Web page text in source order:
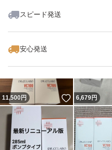
スピード発送
安心発送
11,500円 いいね！
6,679円